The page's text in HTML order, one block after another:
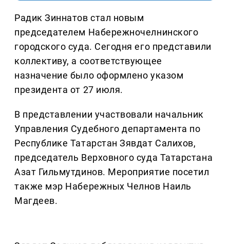
Радик Зиннатов стал новым
председателем Набережночелнинского
городского суда. Сегодня его представили
коллективу, а соответствующее
назначение было оформлено указом
президента от 27 июля.
В представлении участвовали начальник
Управления Судебного департамента по
Республике Татарстан Зявдат Салихов,
председатель Верховного суда Татарстана
Азат Гильмутдинов. Мероприятие посетил
также мэр Набережных Челнов Наиль
Магдеев.